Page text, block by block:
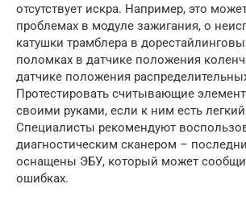
отсутствует искра. Например, это
проблемах в модуле зажигания, о
катушки трамблера в
поломках в датчике положения
датчике положения
Протестировать считывающие
своими руками, если к ним есть
Специалисты рекомендуют
диагностическим сканером –
оснащены ЭБУ, который может
ошибках.